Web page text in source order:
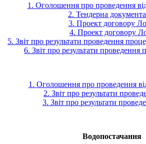
1. Оголошення про проведення
2. Тендерна
3. Проект договору
4. Проект договору
5. Звіт про результати проведення
6. Звіт про результати проведення
1. Оголошення про проведення
2. Звіт про результати
3. Звіт про результати
Водопостачання